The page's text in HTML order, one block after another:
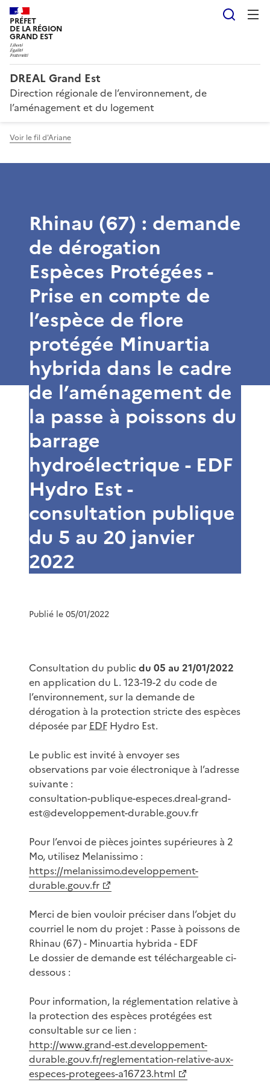
PRÉFET
DE LA RÉGION
GRAND EST
DREAL Grand Est
Direction régionale de l’environnement, de
l’aménagement et du logement
Voir le fil d'Ariane
Rhinau (67) : demande
de dérogation
Espèces Protégées -
Prise en compte de
l’espèce de flore
protégée Minuartia
hybrida dans le cadre
de l’aménagement de
la passe à poissons du
barrage
hydroélectrique - EDF
Hydro Est -
consultation publique
du 5 au 20 janvier
2022
Publié le 05/01/2022
Consultation du publicdu 05 au 21/01/2022
en application du L. 123-19-2 du code de
l’environnement, sur la demande de
dérogation à la protection stricte des espèces
déposée par EDF Hydro Est.
Le public est invité à envoyer ses
observations par voie électronique à l’adresse
suivante :
consultation-publique-especes.dreal-grand-
est@developpement-durable.gouv.fr
Pour l’envoi de pièces jointes supérieures à 2
Mo, utilisez Melanissimo :
https://melanissimo.developpement-
durable.gouv.fr
Merci de bien vouloir préciser dans l’objet du
courriel le nom du projet : Passe à poissons de
Rhinau (67) - Minuartia hybrida - EDF
Le dossier de demande est téléchargeable ci-
dessous :
Pour information, la réglementation relative à
la protection des espèces protégées est
consultable sur ce lien :
http://www.grand-est.developpement-
durable.gouv.fr/reglementation-relative-aux-
especes-protegees-a16723.html